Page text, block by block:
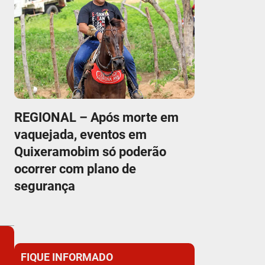
REGIONAL – Após morte em
vaquejada, eventos em
Quixeramobim só poderão
ocorrer com plano de
segurança
FIQUE INFORMADO